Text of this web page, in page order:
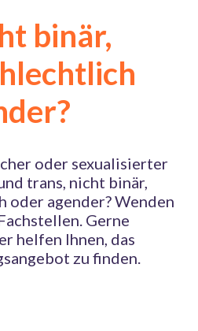
binär,
oder sexualisierter
trans, nicht binär,
agender? Wenden
Gerne
helfen Ihnen, das
zu finden.